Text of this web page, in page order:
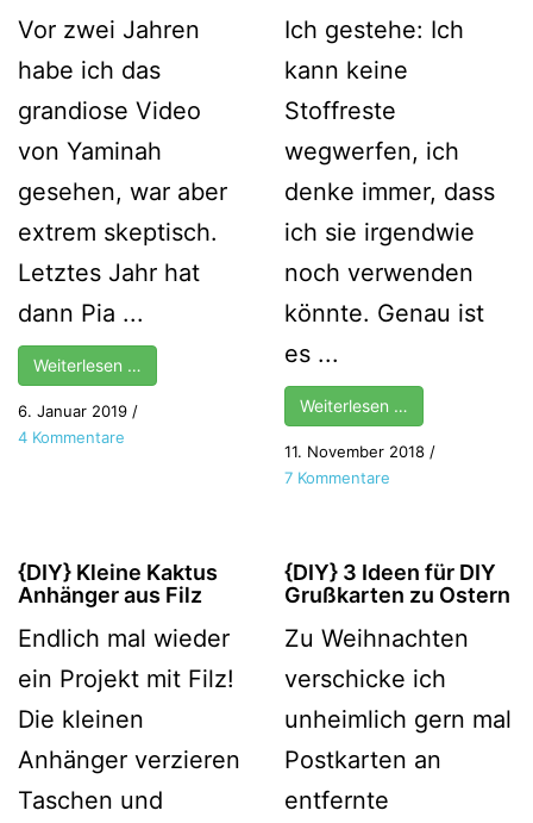
Vor zwei Jahren
habe ich das
grandiose Video
von Yaminah
gesehen, war aber
extrem skeptisch.
Letztes Jahr hat
dann Pia ...
Weiterlesen …
6. Januar 2019 /
4 Kommentare
und
Essig
Ich gestehe: Ich
kann keine
Stoffreste
wegwerfen, ich
denke immer, dass
ich sie irgendwie
noch verwenden
könnte. Genau ist
es ...
Weiterlesen …
11. November 2018 /
7 Kommentare
Ideen,
Stoffreste
zu
{DIY} Kleine Kaktus
Anhänger aus Filz
Endlich mal wieder
ein Projekt mit Filz!
Die kleinen
Anhänger verzieren
Taschen und
{DIY} 3 Ideen für DIY
Grußkarten zu Ostern
Zu Weihnachten
verschicke ich
unheimlich gern mal
Postkarten an
entfernte